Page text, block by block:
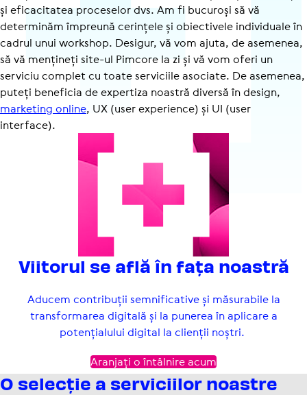
și eficacitatea proceselor dvs. Am fi bucuroși să vă
determinăm împreună cerințele și obiectivele individuale în
cadrul unui workshop. Desigur, vă vom ajuta, de asemenea,
să vă mențineți site-ul Pimcore la zi și vă vom oferi un
serviciu complet cu toate serviciile asociate. De asemenea,
puteți beneficia de expertiza noastră diversă în design,
marketing online, UX (user experience) și UI (user
interface).
Viitorul se află în fața noastră
Aducem contribuții semnificative și măsurabile la
transformarea digitală și la punerea în aplicare a
potențialului digital la clienții noștri.
Aranjați o întâlnire acum
O selecție a servi­ci­ilor noastre